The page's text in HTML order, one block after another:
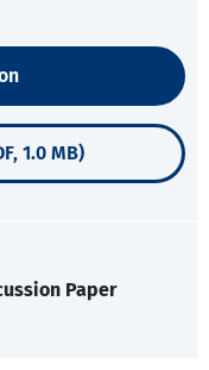
1.0 MB)
Paper